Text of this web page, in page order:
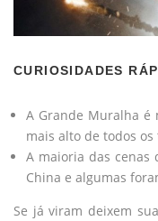
CURIOSIDADES
A Grande Muralha é
mais alto de todos os
A maioria das cenas
China e algumas
Se já viram deixem